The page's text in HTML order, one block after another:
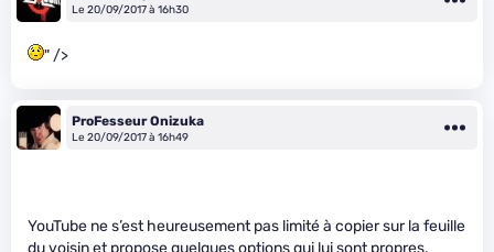
Le 20/09/2017 à 16h30
" />
ProFesseur Onizuka
Le 20/09/2017 à 16h49
YouTube ne s’est heureusement pas limité à copier sur la feuille